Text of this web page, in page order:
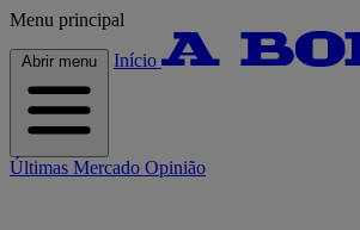
Menu principal
Abrir menu Início
Últimas Mercado Opinião